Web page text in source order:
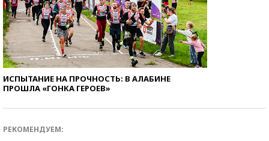
ИСПЫТАНИЕ НА ПРОЧНОСТЬ: В АЛАБИНЕ
ПРОШЛА «ГОНКА ГЕРОЕВ»
РЕКОМЕНДУЕМ: